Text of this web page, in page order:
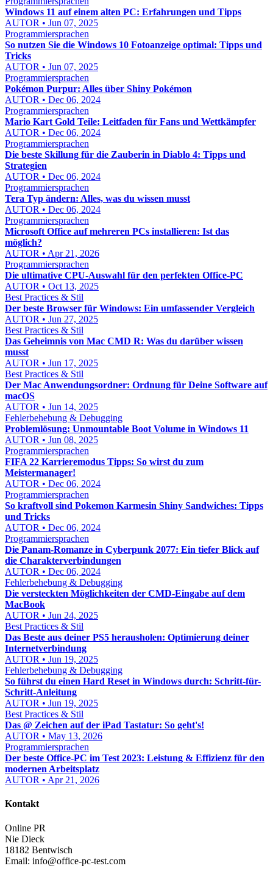
Windows 11 auf einem alten PC: Erfahrungen und Tipps
AUTOR • Jun 07, 2025
Programmiersprachen
So nutzen Sie die Windows 10 Fotoanzeige optimal: Tipps und
Tricks
AUTOR • Jun 07, 2025
Programmiersprachen
Pokémon Purpur: Alles über Shiny Pokémon
AUTOR • Dec 06, 2024
Programmiersprachen
Mario Kart Gold Teile: Leitfaden für Fans und Wettkämpfer
AUTOR • Dec 06, 2024
Programmiersprachen
Die beste Skillung für die Zauberin in Diablo 4: Tipps und
Strategien
AUTOR • Dec 06, 2024
Programmiersprachen
Tera Typ ändern: Alles, was du wissen musst
AUTOR • Dec 06, 2024
Programmiersprachen
Microsoft Office auf mehreren PCs installieren: Ist das
möglich?
AUTOR • Apr 21, 2026
Programmiersprachen
Die ultimative CPU-Auswahl für den perfekten Office-PC
AUTOR • Oct 13, 2025
Best Practices & Stil
Der beste Browser für Windows: Ein umfassender Vergleich
AUTOR • Jun 27, 2025
Best Practices & Stil
Das Geheimnis von Mac CMD R: Was du darüber wissen
musst
AUTOR • Jun 17, 2025
Best Practices & Stil
Der Mac Anwendungsordner: Ordnung für Deine Software auf
macOS
AUTOR • Jun 14, 2025
Fehlerbehebung & Debugging
Problemlösung: Unmountable Boot Volume in Windows 11
AUTOR • Jun 08, 2025
Programmiersprachen
FIFA 22 Karrieremodus Tipps: So wirst du zum
Meistermanager!
AUTOR • Dec 06, 2024
Programmiersprachen
So kraftvoll sind Pokemon Karmesin Shiny Sandwiches: Tipps
und Tricks
AUTOR • Dec 06, 2024
Programmiersprachen
Die Panam-Romanze in Cyberpunk 2077: Ein tiefer Blick auf
die Charakterverbindungen
AUTOR • Dec 06, 2024
Fehlerbehebung & Debugging
Die versteckten Möglichkeiten der CMD-Eingabe auf dem
MacBook
AUTOR • Jun 24, 2025
Best Practices & Stil
Das Beste aus deiner PS5 herausholen: Optimierung deiner
Internetverbindung
AUTOR • Jun 19, 2025
Fehlerbehebung & Debugging
So führst du einen Hard Reset in Windows durch: Schritt-für-
Schritt-Anleitung
AUTOR • Jun 19, 2025
Best Practices & Stil
Das @ Zeichen auf der iPad Tastatur: So geht's!
AUTOR • May 13, 2026
Programmiersprachen
Der beste Office-PC im Test 2023: Leistung & Effizienz für den
modernen Arbeitsplatz
AUTOR • Apr 21, 2026
Kontakt
Online PR
Nie Dieck
18182 Bentwisch
Email: info@office-pc-test.com